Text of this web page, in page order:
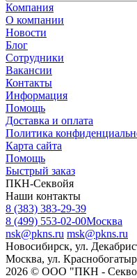
Компания
О компании
Новости
Блог
Сотрудники
Вакансии
Контакты
Информация
Помощь
Доставка и оплата
Политика
Карта сайта
Помощь
Быстрый заказ
ПКН-Секвойя
Наши контакты
8 (383) 383-29-39
8 (499) 553-02-00Москва
nsk@pkns.ru msk@pkns.ru
Новосибирск, ул.
Москва, ул.
2026 © ООО "ПКН -